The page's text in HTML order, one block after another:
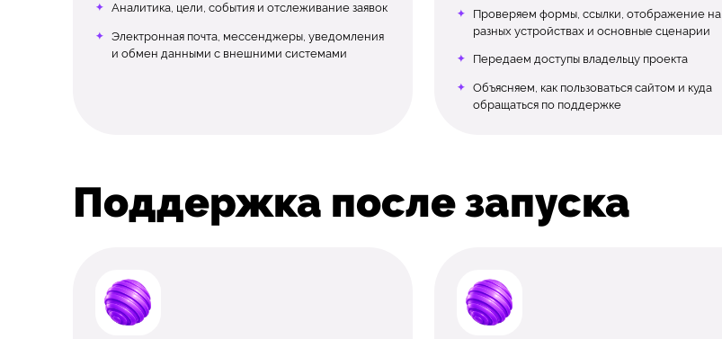
Аналитика, цели, события и отслеживание заявок
Электронная почта, мессенджеры, уведомления
и обмен данными с внешними системами
Проверяем формы, ссылки, отображение на
разных устройствах и основные сценарии
Передаем доступы владельцу проекта
Объясняем, как пользоваться сайтом и куда
обращаться по поддержке
Поддержка после запуска